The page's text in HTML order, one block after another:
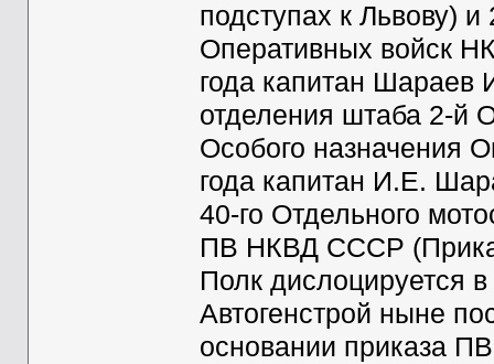
подступах к Львову)
Оперативных войск
года капитан Шараев
отделения штаба 2-й
Особого назначения
года капитан И.Е.
40-го Отдельного
ПВ НКВД СССР
Полк дислоцируется
Автогенстрой ныне
основании приказа